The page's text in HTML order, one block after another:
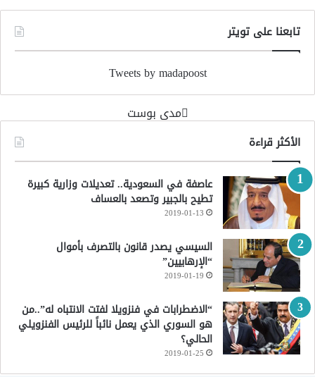
تابعنا على تويتر
Tweets by madapoost
‏مدى بوست‏
الأكثر قراءة
عاصفة في السعودية.. تعديلات وزارية كبيرة
تطيح بالجبير وتصعد بالعساف
2019-01-13
السيسي يصدر قانون بالتصرف بأموال
“الإرهابيين”
2019-01-19
“الاضطرابات في فنزويلا لفتت الانتباه له”..من
هو السوري الذي يعمل نائباً للرئيس الفنزويلي
الحالي؟
2019-01-25